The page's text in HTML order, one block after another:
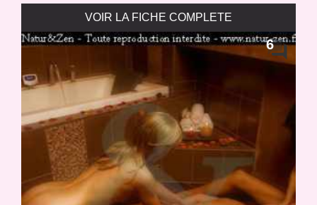
VOIR LA FICHE COMPLETE
6